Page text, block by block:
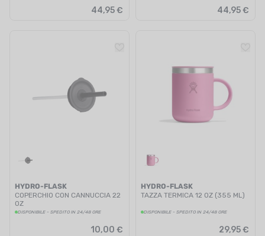
44,95 € 44,95 €
HYDRO-FLASK
COPERCHIO CON CANNUCCIA 22
OZ
DISPONIBILE - SPEDITO IN 24/48 ORE
10,00 €
HYDRO-FLASK
TAZZA TERMICA 12 OZ (355 ML)
DISPONIBILE - SPEDITO IN 24/48 ORE
29,95 €